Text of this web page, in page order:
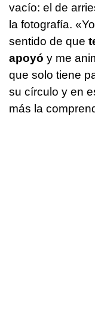
vacío: el de
la fotografía.
sentido de que
apoyó y me
que solo tiene
su círculo y en
más la